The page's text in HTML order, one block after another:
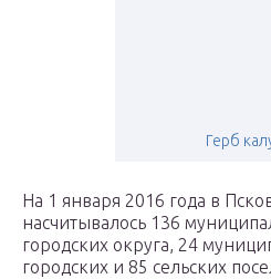
Герб
На 1 января 2016 года в
насчитывалось 136
городских округа, 24
городских и 85 сельских